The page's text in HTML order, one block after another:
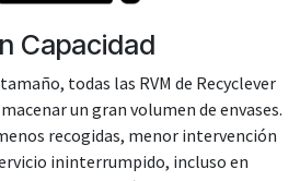
Capacidad
todas las RVM de Recyclever
un gran volumen de envases.
recogidas, menor intervención
ininterrumpido, incluso en